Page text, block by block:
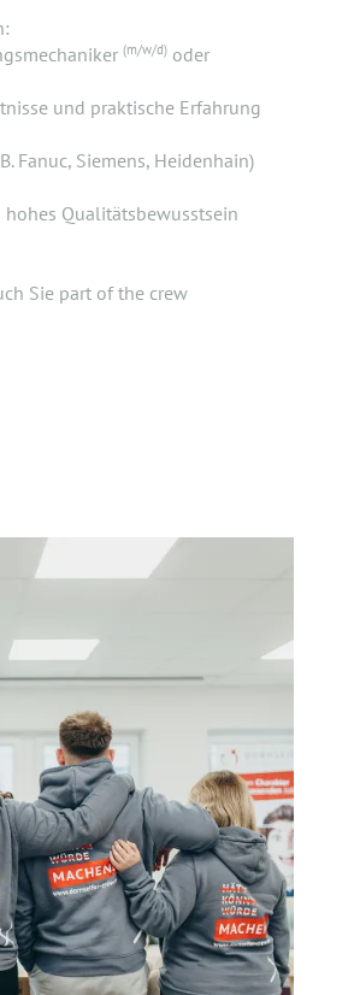
(m/w/d)oder
und praktische Erfahrung
Fanuc, Siemens, Heidenhain)
Qualitätsbewusstsein
Sie part of the crew